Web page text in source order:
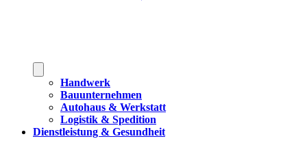
Handwerk
Bauunternehmen
Autohaus & Werkstatt
Logistik & Spedition
Dienstleistung & Gesundheit